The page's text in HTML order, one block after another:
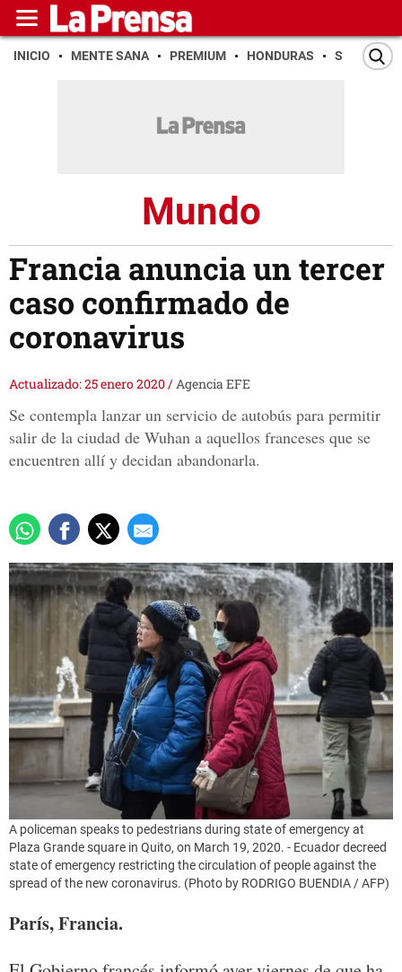
INICIO MENTE SANA PREMIUM HONDURAS SAN PEDRO
Mundo
Francia anuncia un tercer
caso confirmado de
coronavirus
Actualizado: 25 enero 2020/Agencia EFE
Se contempla lanzar un servicio de autobús para permitir
salir de la ciudad de Wuhan a aquellos franceses que se
encuentren allí y decidan abandonarla.
A policeman speaks to pedestrians during state of emergency at
Plaza Grande square in Quito, on March 19, 2020. - Ecuador decreed
state of emergency restricting the circulation of people against the
spread of the new coronavirus. (Photo by RODRIGO BUENDIA / AFP)
París, Francia.